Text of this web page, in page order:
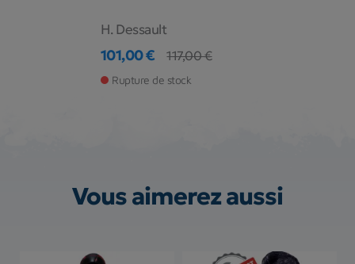
H. Dessault
Prix
101,00 €
Prix de base
117,00 €
Rupture de stock
Vous aimerez aussi